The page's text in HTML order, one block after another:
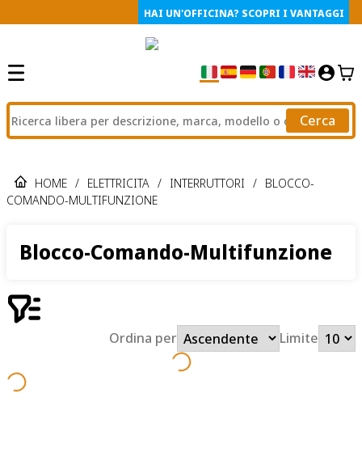
HAI UN'OFFICINA? SCOPRI I VANTAGGI
Cerca
HOME / ELETTRICITA / INTERRUTTORI / BLOCCO-
COMANDO-MULTIFUNZIONE
Blocco-Comando-Multifunzione
Ordina per Limite